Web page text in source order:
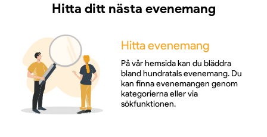
Hitta ditt nästa evenemang
Hitta evenemang
På vår hemsida kan du bläddra
bland hundratals evenemang. Du
kan finna evenemangen genom
kategorierna eller via
sökfunktionen.